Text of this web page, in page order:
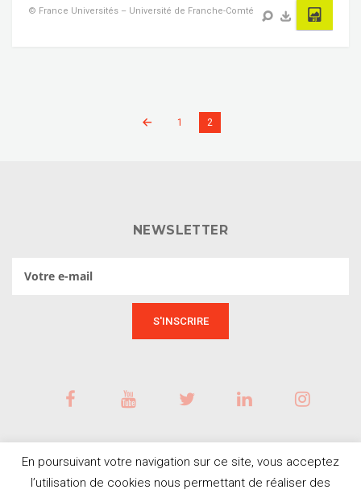
© France Universités – Université de Franche-Comté
1 2
NEWSLETTER
En poursuivant votre navigation sur ce site, vous acceptez
l’utilisation de cookies nous permettant de réaliser des